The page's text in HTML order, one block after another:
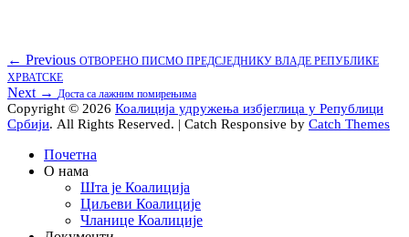
Кретање
чланка
← Previous Previous
ОТВОРЕНО ПИСМО ПРЕДСЈЕДНИКУ ВЛАДЕ РЕПУБЛИКЕ
ХРВАТСКЕ
Next → Next
post:
Доста са лажним помирењима
Copyright © 2026 Коалиција удружења избјеглица у Републици
Србији. All Rights Reserved. | Catch Responsive by Catch Themes
Почетна
О нама
Шта је Коалиција
Циљеви Коалиције
Чланице Коалиције